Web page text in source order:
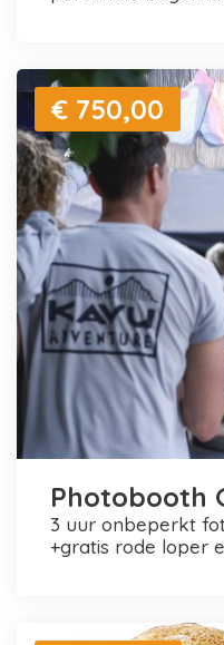
€ 750,00
Photobooth
3 uur onbeperkt foto's maken en printen
+gratis rode loper